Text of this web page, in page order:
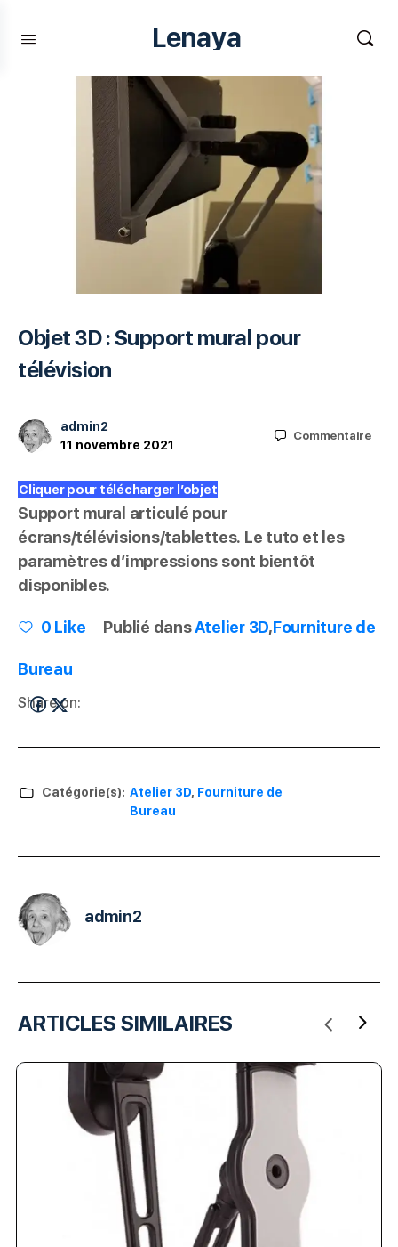
Lenaya
Objet 3D : Support mural pour
télévision
admin2
11 novembre 2021
Commentaire
Cliquer pour télécharger l’objet
Support mural articulé pour
écrans/télévisions/tablettes. Le tuto et les
paramètres d’impressions sont bientôt
disponibles.
0 Like Publié dansAtelier 3D,Fourniture de
Bureau
Share on:
Catégorie(s): Atelier 3D, Fourniture de
Bureau
admin2
ARTICLES SIMILAIRES